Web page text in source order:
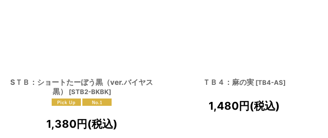
SＴＢ：ショートたーぼう黒（ver.バイヤス
黒）
[STB2-BKBK]
1,380円(税込)
ＴＢ４：麻の実 [TB4-AS]
1,480円(税込)